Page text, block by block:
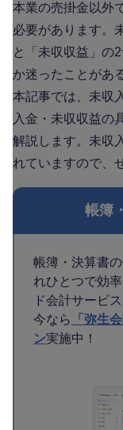
本業の売掛金以外
必要があります。
と「未収収益」の
か迷ったことがあ
本記事では、未収
入金・未収収益の
解説します。未収
れていますので、
帳簿
帳簿・決算書
れひとつで効
ド会計サービス
今なら
「弥生
ン実施中！